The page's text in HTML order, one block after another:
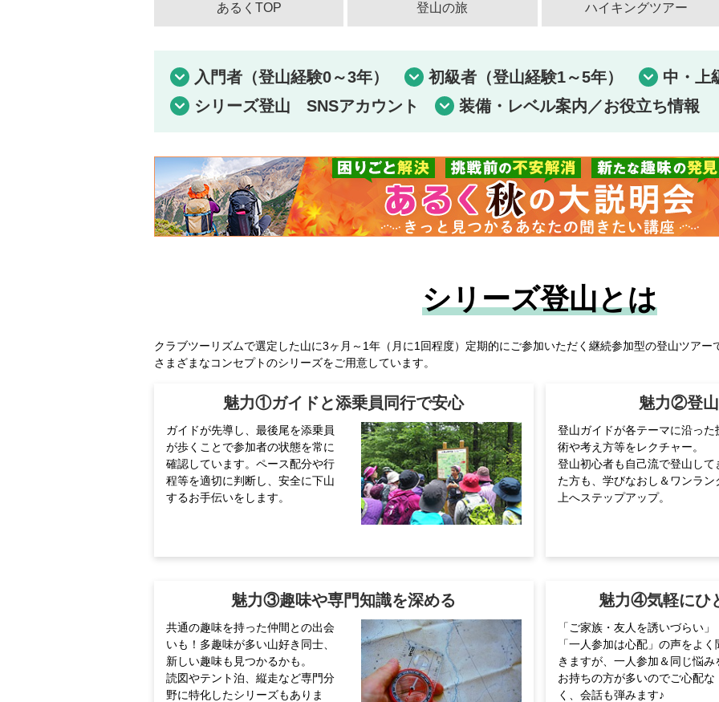
あるくTOP 登山の旅 ハイキングツアー
入門者（登山経験0～3年） 初級者（登山経験1～5年）
中・上
シリーズ登山 SNSアカウント
装備・レベル案内／お役立ち情報
シリーズ登山とは
クラブツーリズムで選定した山に3ヶ月～1年（月に1回程度）定期的にご参加いただく継続参加型の登山ツアー
さまざまなコンセプトのシリーズをご用意しています。
魅力①ガイドと添乗員同行で安心
ガイドが先導し、最後尾を添乗員
が歩くことで参加者の状態を常に
確認しています。ペース配分や行
程等を適切に判断し、安全に下山
するお手伝いをします。
魅力②登
登山ガイドが各テーマに沿った
術や考え方等をレクチャー。
登山初心者も自己流で登山して
た方も、学びなおし＆ワンラン
上へステップアップ。
魅力③趣味や専門知識を深める
共通の趣味を持った仲間との出会
いも！多趣味が多い山好き同士、
新しい趣味も見つかるかも。
読図やテント泊、縦走など専門分
野に特化したシリーズもありま
魅力④気軽にひ
「ご家族・友人を誘いづらい」
「一人参加は心配」の声をよく
きますが、一人参加＆同じ悩み
お持ちの方が多いのでご心配な
く、会話も弾みます♪